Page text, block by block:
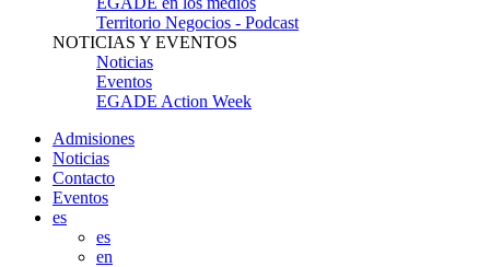
Territorio Negocios - Podcast
NOTICIAS Y EVENTOS
Noticias
Eventos
EGADE Action Week
Admisiones
Noticias
Contacto
Eventos
es
es
en